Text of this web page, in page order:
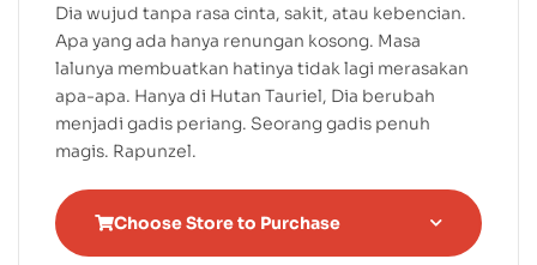
Dia wujud tanpa rasa cinta, sakit, atau kebencian.
Apa yang ada hanya renungan kosong. Masa
lalunya membuatkan hatinya tidak lagi merasakan
apa-apa. Hanya di Hutan Tauriel, Dia berubah
menjadi gadis periang. Seorang gadis penuh
magis. Rapunzel.
Choose Store to Purchase